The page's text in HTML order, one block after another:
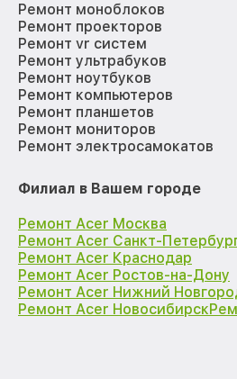
Ремонт моноблоков
Ремонт проекторов
Ремонт vr систем
Ремонт ультрабуков
Ремонт ноутбуков
Ремонт компьютеров
Ремонт планшетов
Ремонт мониторов
Ремонт электросамокатов
Филиал в Вашем городе
Ремонт Acer Москва
Ремонт Acer Санкт-
Ремонт Acer Краснодар
Ремонт Acer Ростов-на-Дону
Ремонт Acer Нижний
Ремонт Acer Новосибирск